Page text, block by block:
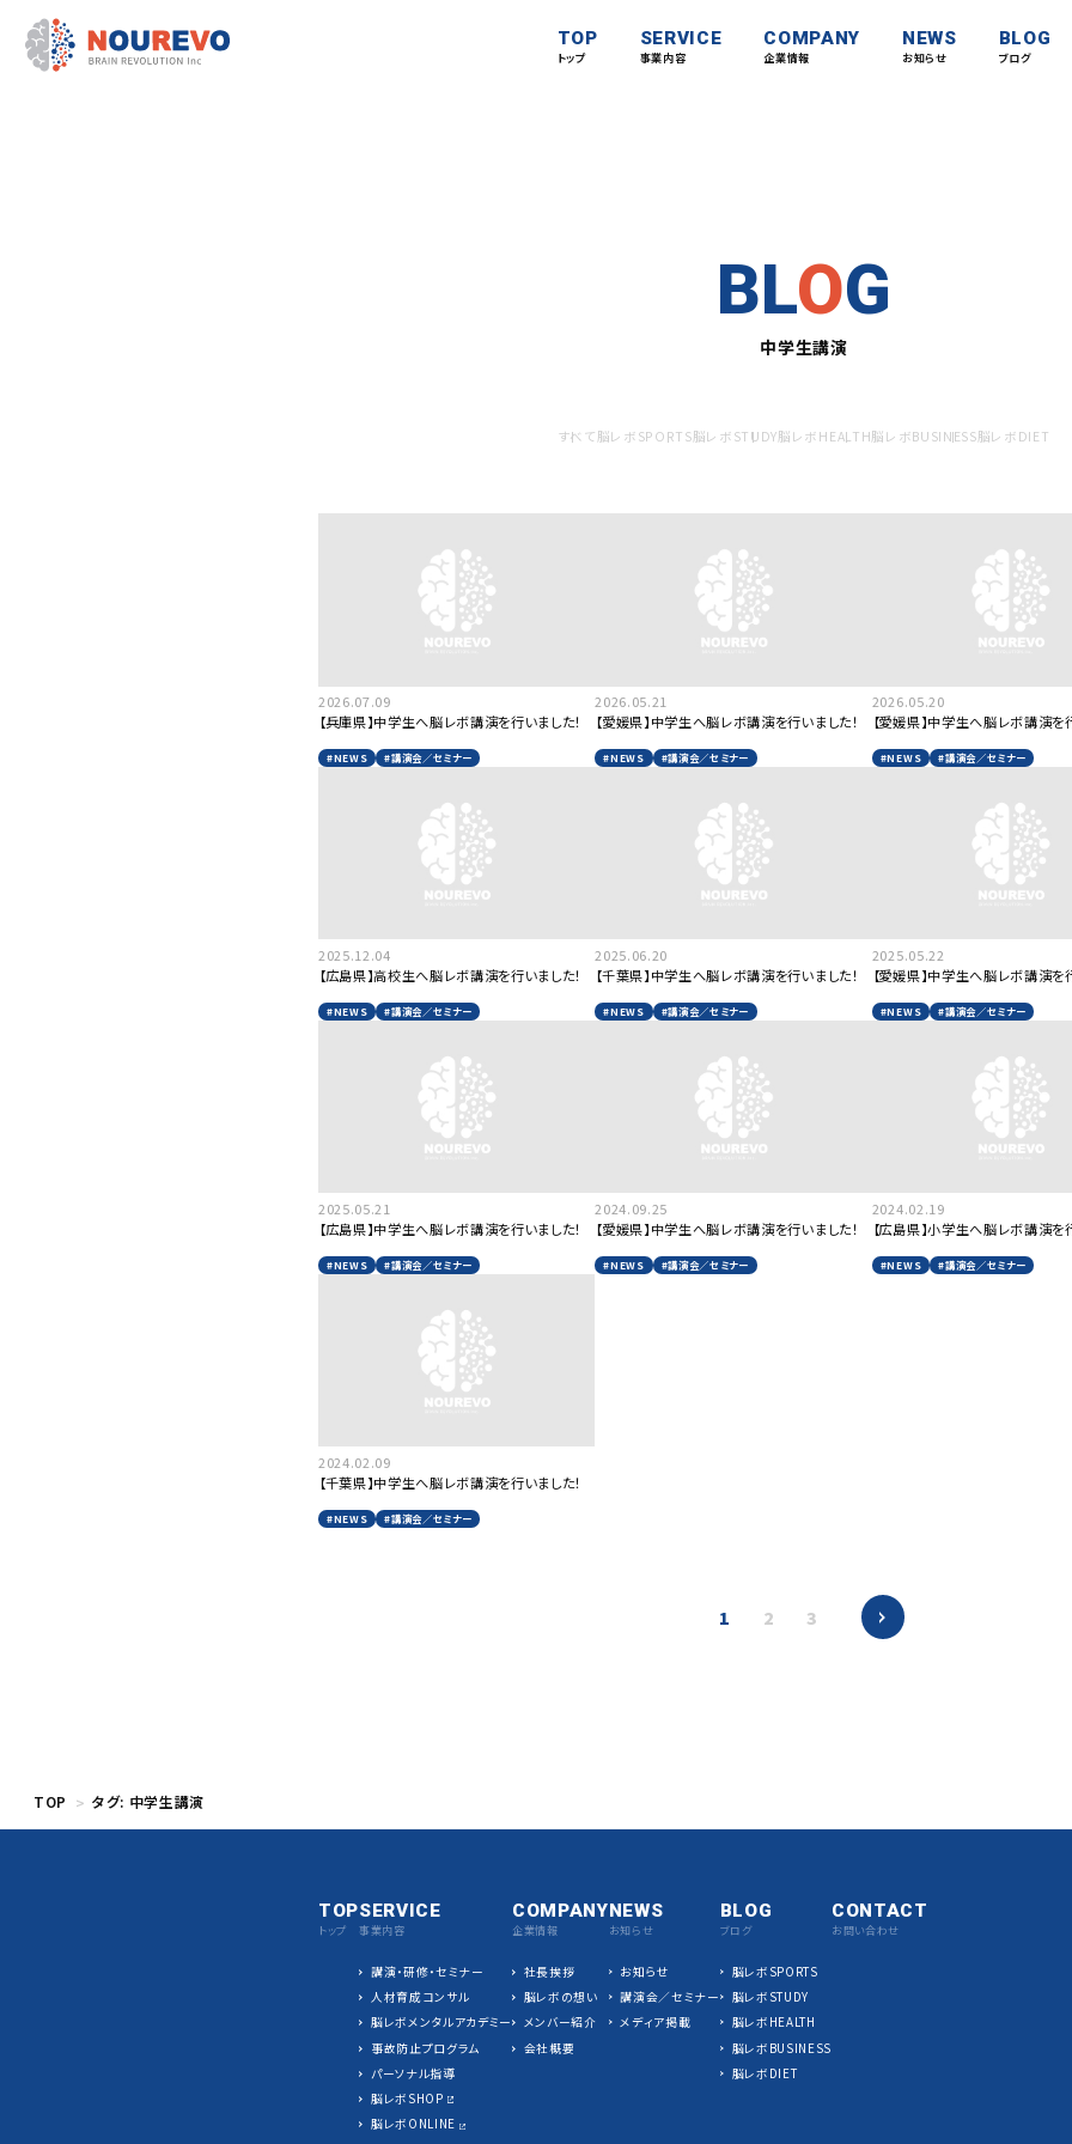
TOP
トップ
SERVICE
事業内容
COMPANY
企業情報
NEWS
お知らせ
BLOG
ブログ
BLOG
中学生講演
すべて 脳レボSPORTS脳レボSTUDY脳レボHEALTH脳レボBUSINESS脳レボDIET
2026.07.09
【兵庫県】中学生へ脳レボ講演を行いました！
#NEWS #講演会／セミナー
2026.05.21
【愛媛県】中学生へ脳レボ講演を行いました！
#NEWS #講演会／セミナー
2026.05.20
【愛媛県】中学生へ脳レボ講演を
#NEWS #講演会／セミナー
2025.12.04
【広島県】高校生へ脳レボ講演を行いました！
#NEWS #講演会／セミナー
2025.06.20
【千葉県】中学生へ脳レボ講演を行いました！
#NEWS #講演会／セミナー
2025.05.22
【愛媛県】中学生へ脳レボ講演を
#NEWS #講演会／セミナー
2025.05.21
【広島県】中学生へ脳レボ講演を行いました！
#NEWS #講演会／セミナー
2024.09.25
【愛媛県】中学生へ脳レボ講演を行いました！
#NEWS #講演会／セミナー
2024.02.19
【広島県】小学生へ脳レボ講演を
#NEWS #講演会／セミナー
2024.02.09
【千葉県】中学生へ脳レボ講演を行いました！
#NEWS #講演会／セミナー
1 2 3
TOP タグ: 中学生講演
TOP
トップ
SERVICE
事業内容
講演・研修・セミナー
人材育成コンサル
脳レボメンタルアカデミー
事故防止プログラム
パーソナル指導
脳レボSHOP
脳レボONLINE
COMPANY
企業情報
社長挨拶
脳レボの想い
メンバー紹介
会社概要
NEWS
お知らせ
お知らせ
講演会／セミナー
メディア掲載
BLOG
ブログ
脳レボSPORTS
脳レボSTUDY
脳レボHEALTH
脳レボBUSINESS
脳レボDIET
CONTACT
お問い合わせ